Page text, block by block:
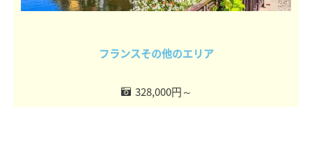
フランスその他のエリア
328,000円～